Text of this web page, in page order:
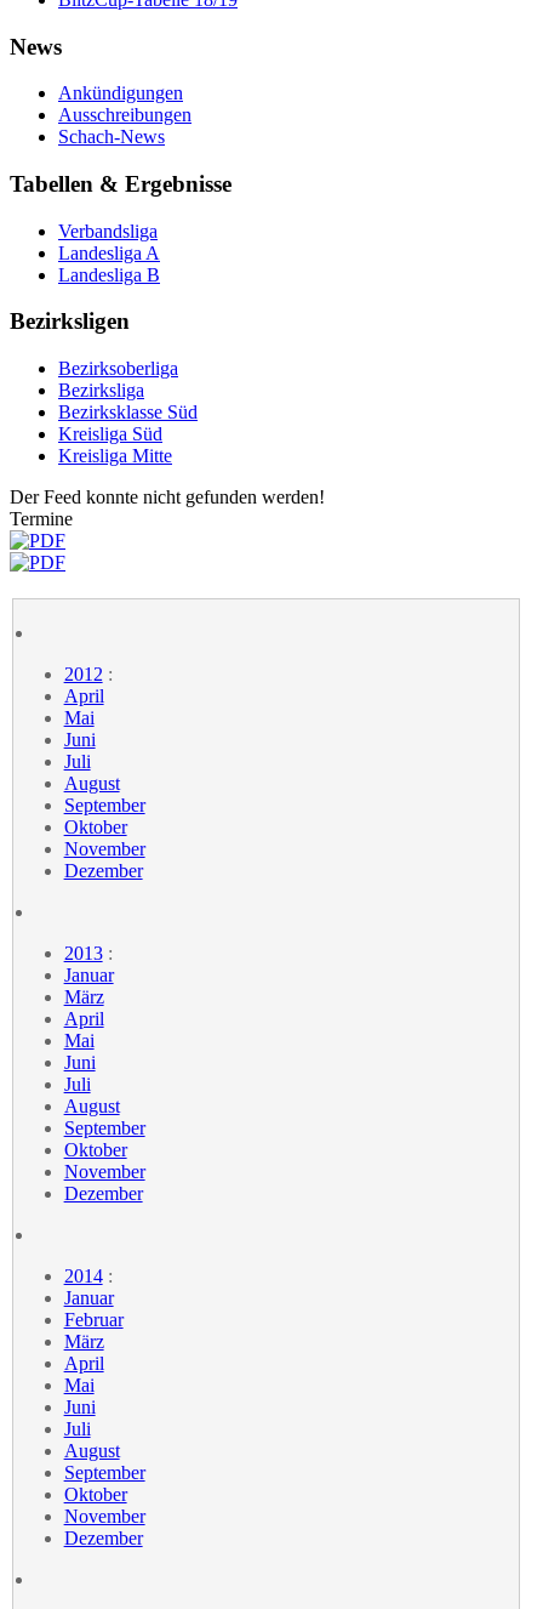
News
Ankündigungen
Ausschreibungen
Schach-News
Tabellen & Ergebnisse
Verbandsliga
Landesliga A
Landesliga B
Bezirksligen
Bezirksoberliga
Bezirksliga
Bezirksklasse Süd
Kreisliga Süd
Kreisliga Mitte
Der Feed konnte nicht gefunden werden!
Termine
2012 :
April
Mai
Juni
Juli
August
September
Oktober
November
Dezember
2013:
Januar
März
April
Mai
Juni
Juli
August
September
Oktober
November
Dezember
2014:
Januar
Februar
März
April
Mai
Juni
Juli
August
September
Oktober
November
Dezember